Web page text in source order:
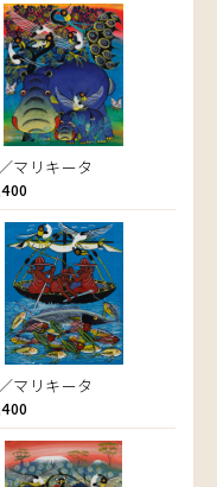
マリキータ
マリキータ